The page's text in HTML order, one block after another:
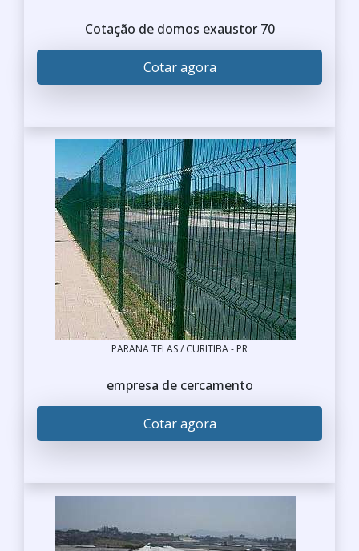
Cotação de domos exaustor 70
Cotar agora
PARANA TELAS / CURITIBA - PR
empresa de cercamento
Cotar agora